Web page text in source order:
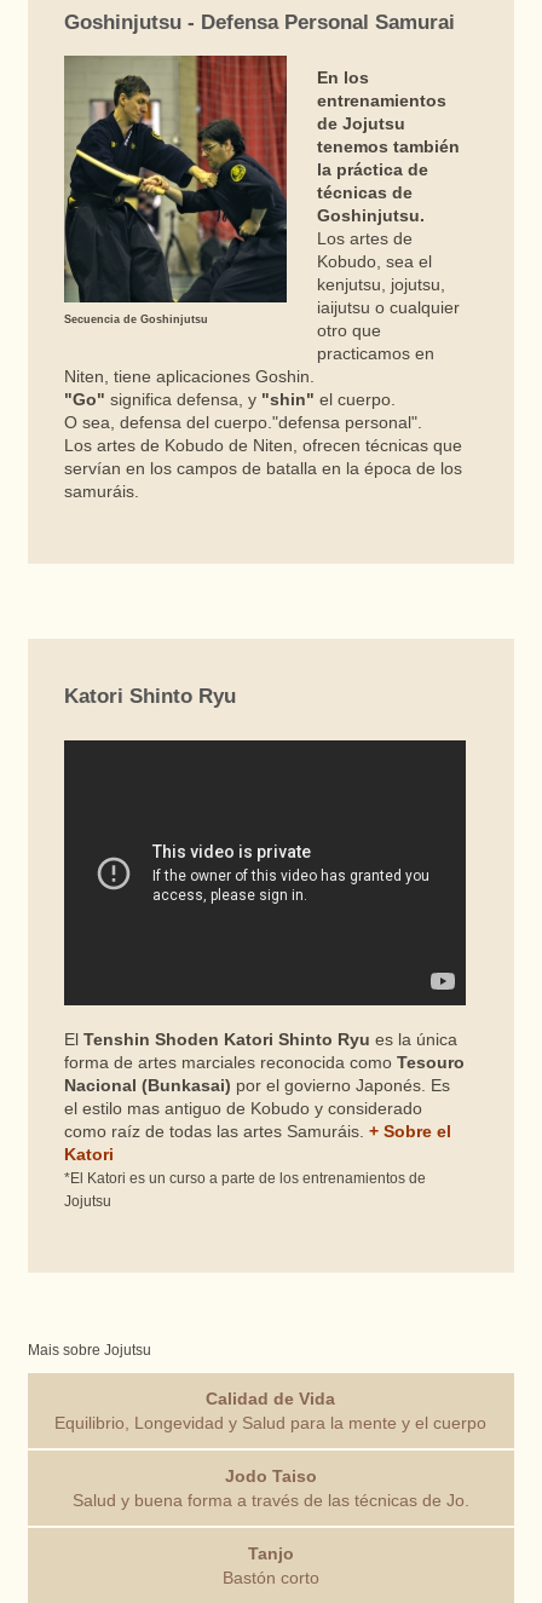
Goshinjutsu - Defensa Personal Samurai
Secuencia de Goshinjutsu
En los
entrenamientos
de Jojutsu
tenemos también
la práctica de
técnicas de
Goshinjutsu.
Los artes de
Kobudo, sea el
kenjutsu, jojutsu,
iaijutsu o cualquier
otro que
practicamos en
Niten, tiene aplicaciones Goshin.
"Go" significa defensa, y "shin" el cuerpo.
O sea, defensa del cuerpo."defensa personal".
Los artes de Kobudo de Niten, ofrecen técnicas que
servían en los campos de batalla en la época de los
samuráis.
Katori Shinto Ryu
El Tenshin Shoden Katori Shinto Ryu es la única
forma de artes marciales reconocida comoTesouro
Nacional (Bunkasai) por el govierno Japonés. Es
el estilo mas antiguo de Kobudo y considerado
como raíz de todas las artes Samuráis. + Sobre el
Katori
*El Katori es un curso a parte de los entrenamientos de
Jojutsu
Mais sobre Jojutsu
Calidad de Vida
Equilibrio, Longevidad y Salud para la mente y el cuerpo
Jodo Taiso
Salud y buena forma a través de las técnicas de Jo.
Tanjo
Bastón corto